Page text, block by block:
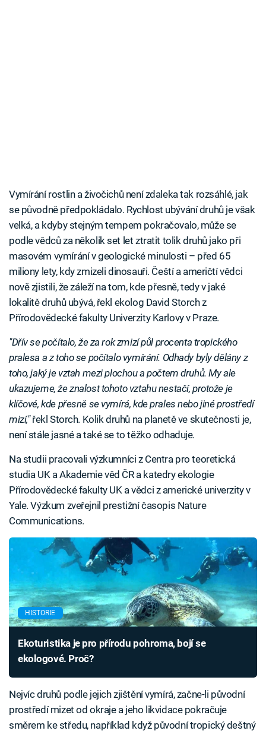
Vymírání rostlin a živočichů není zdaleka tak rozsáhlé, jak
se původně předpokládalo. Rychlost ubývání druhů je však
velká, a kdyby stejným tempem pokračovalo, může se
podle vědců za několik set let ztratit tolik druhů jako při
masovém vymírání v geologické minulosti – před 65
miliony lety, kdy zmizeli dinosauři. Čeští a američtí vědci
nově zjistili, že záleží na tom, kde přesně, tedy v jaké
lokalitě druhů ubývá, řekl ekolog David Storch z
Přírodovědecké fakulty Univerzity Karlovy v Praze.
"Dřív se počítalo, že za rok zmizí půl procenta tropického
pralesa a z toho se počítalo vymírání. Odhady byly dělány z
toho, jaký je vztah mezi plochou a počtem druhů. My ale
ukazujeme, že znalost tohoto vztahu nestačí, protože je
klíčové, kde přesně se vymírá, kde prales nebo jiné prostředí
mizí,"řekl Storch. Kolik druhů na planetě ve skutečnosti je,
není stále jasné a také se to těžko odhaduje.
Na studii pracovali výzkumníci z Centra pro teoretická
studia UK a Akademie věd ČR a katedry ekologie
Přírodovědecké fakulty UK a vědci z americké univerzity v
Yale. Výzkum zveřejnil prestižní časopis Nature
Communications.
HISTORIE
Ekoturistika je pro přírodu pohroma, bojí se
ekologové. Proč?
Nejvíc druhů podle jejich zjištění vymírá, začne-li původní
prostředí mizet od okraje a jeho likvidace pokračuje
směrem ke středu, například když původní tropický deštný